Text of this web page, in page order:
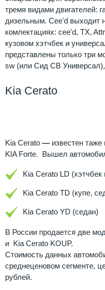
тремя видами двигателей:
дизельным. Cee'd выходит
комлектациях: cee'd, TX,
кузовом хэтчбек и
представлены только три
sw (или Сид СВ
Kia Cerato
Kia Cerato — известен
KIA Forte. Вышел
Kia Cerato LD (хэтчбек
Kia Cerato TD (купе,
Kia Cerato YD (седан)
В России продается две
и Kia Cerato KOUP.
Стоимость данных
среднеценовом сегменте,
рублей.